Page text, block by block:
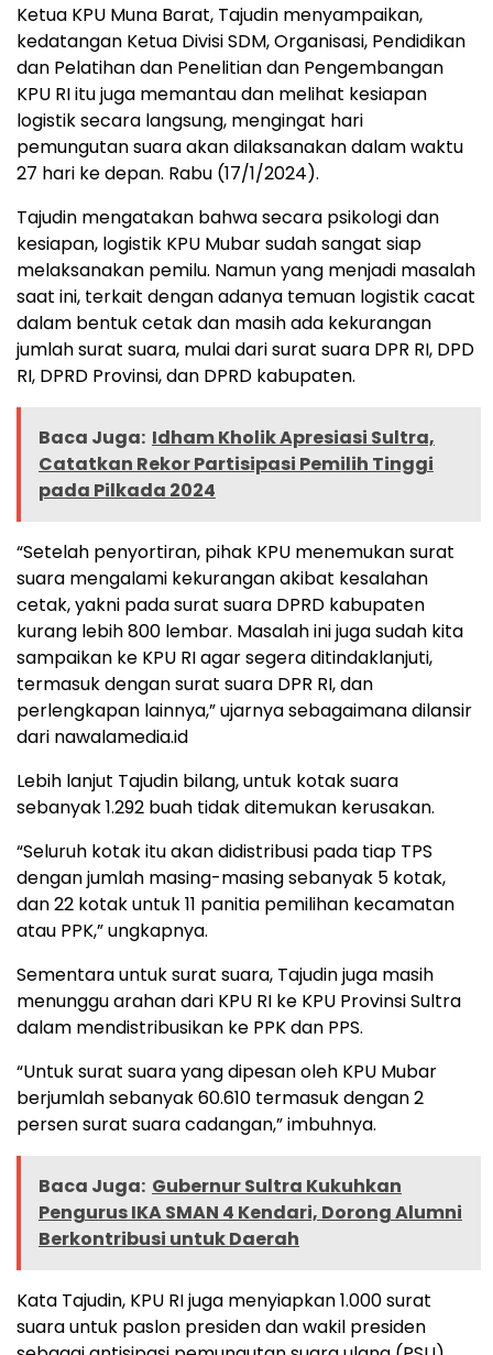
Ketua KPU Muna Barat, Tajudin menyampaikan,
kedatangan Ketua Divisi SDM, Organisasi, Pendidikan
dan Pelatihan dan Penelitian dan Pengembangan
KPU RI itu juga memantau dan melihat kesiapan
logistik secara langsung, mengingat hari
pemungutan suara akan dilaksanakan dalam waktu
27 hari ke depan. Rabu (17/1/2024).
Tajudin mengatakan bahwa secara psikologi dan
kesiapan, logistik KPU Mubar sudah sangat siap
melaksanakan pemilu. Namun yang menjadi masalah
saat ini, terkait dengan adanya temuan logistik cacat
dalam bentuk cetak dan masih ada kekurangan
jumlah surat suara, mulai dari surat suara DPR RI, DPD
RI, DPRD Provinsi, dan DPRD kabupaten.
Baca Juga: Idham Kholik Apresiasi Sultra,
Catatkan Rekor Partisipasi Pemilih Tinggi
pada Pilkada 2024
“Setelah penyortiran, pihak KPU menemukan surat
suara mengalami kekurangan akibat kesalahan
cetak, yakni pada surat suara DPRD kabupaten
kurang lebih 800 lembar. Masalah ini juga sudah kita
sampaikan ke KPU RI agar segera ditindaklanjuti,
termasuk dengan surat suara DPR RI, dan
perlengkapan lainnya,” ujarnya sebagaimana dilansir
dari nawalamedia.id
Lebih lanjut Tajudin bilang, untuk kotak suara
sebanyak 1.292 buah tidak ditemukan kerusakan.
“Seluruh kotak itu akan didistribusi pada tiap TPS
dengan jumlah masing-masing sebanyak 5 kotak,
dan 22 kotak untuk 11 panitia pemilihan kecamatan
atau PPK,” ungkapnya.
Sementara untuk surat suara, Tajudin juga masih
menunggu arahan dari KPU RI ke KPU Provinsi Sultra
dalam mendistribusikan ke PPK dan PPS.
“Untuk surat suara yang dipesan oleh KPU Mubar
berjumlah sebanyak 60.610 termasuk dengan 2
persen surat suara cadangan,” imbuhnya.
Baca Juga: Gubernur Sultra Kukuhkan
Pengurus IKA SMAN 4 Kendari, Dorong Alumni
Berkontribusi untuk Daerah
Kata Tajudin, KPU RI juga menyiapkan 1.000 surat
suara untuk paslon presiden dan wakil presiden